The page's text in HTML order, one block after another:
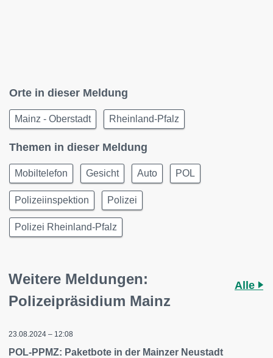
Orte in dieser Meldung
Mainz - Oberstadt Rheinland-Pfalz
Themen in dieser Meldung
Mobiltelefon Gesicht Auto POL
Polizeiinspektion Polizei
Polizei Rheinland-Pfalz
Weitere Meldungen:
Polizeipräsidium Mainz
Alle
23.08.2024 – 12:08
POL-PPMZ: Paketbote in der Mainzer Neustadt